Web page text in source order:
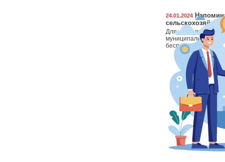
24.01.2024
Для реализации
муниципального
бесплатные